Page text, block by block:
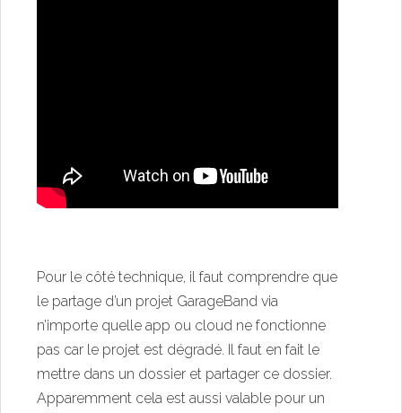
Pour le côté technique, il faut comprendre que
le partage d’un projet GarageBand via
n’importe quelle app ou cloud ne fonctionne
pas car le projet est dégradé. Il faut en fait le
mettre dans un dossier et partager ce dossier.
Apparemment cela est aussi valable pour un